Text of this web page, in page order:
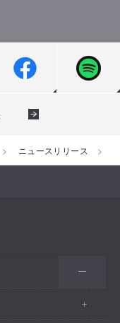
ニュースリリース